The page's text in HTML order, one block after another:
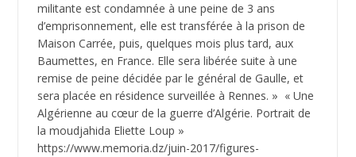
militante est condamnée à une peine de 3 ans
d’emprisonnement, elle est transférée à la prison de
Maison Carrée, puis, quelques mois plus tard, aux
Baumettes, en France. Elle sera libérée suite à une
remise de peine décidée par le général de Gaulle, et
sera placée en résidence surveillée à Rennes. » « Une
Algérienne au cœur de la guerre d’Algérie. Portrait de
la moudjahida Eliette Loup »
https://www.memoria.dz/juin-2017/figures-